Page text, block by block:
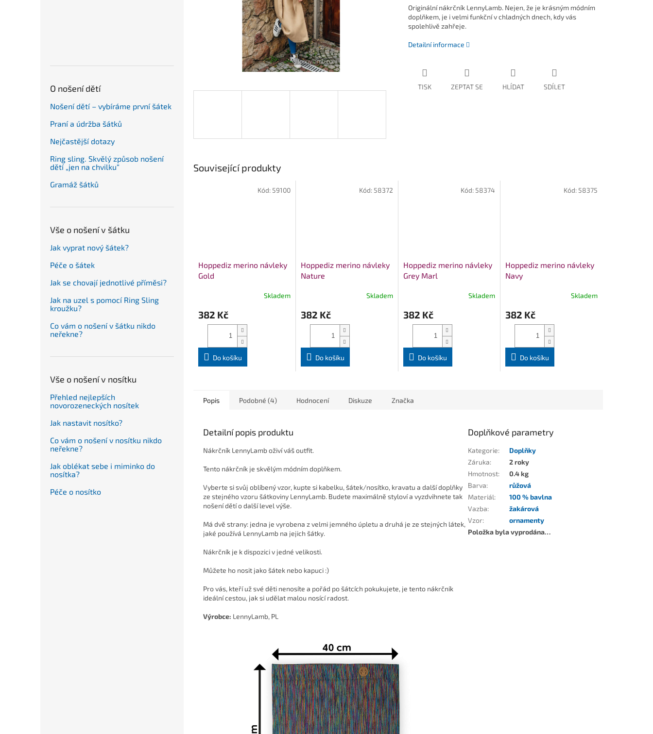
O nošení dětí
Nošení dětí – vybíráme první šátek
Praní a údržba šátků
Nejčastější dotazy
Ring sling. Skvělý způsob nošení
dětí „jen na chvilku“
Gramáž šátků
Vše o nošení v šátku
Jak vyprat nový šátek?
Péče o šátek
Jak se chovají jednotlivé příměsi?
Jak na uzel s pomocí Ring Sling
kroužku?
Co vám o nošení v šátku nikdo
neřekne?
Vše o nošení v nosítku
Přehled nejlepších
novorozeneckých nosítek
Jak nastavit nosítko?
Co vám o nošení v nosítku nikdo
neřekne?
Jak oblékat sebe i miminko do
nosítka?
Péče o nosítko
Originální nákrčník LennyLamb. Nejen, že je krásným módním
doplňkem, je i velmi funkční v chladných dnech, kdy vás
spolehlivě zahřeje.
Detailní informace
TISK ZEPTAT SE HLÍDAT SDÍLET
Související produkty
Hoppediz merino návleky
Gold
Skladem
382 Kč
Do košíku
Kód: 59100
Hoppediz merino návleky
Nature
Skladem
382 Kč
Do košíku
Kód: 58372
Hoppediz merino návleky
Grey Marl
Skladem
382 Kč
Do košíku
Kód: 58374
Hoppediz merino návleky
Navy
Skladem
382 Kč
Do košíku
Kód: 58375
Popis Podobné (4) Hodnocení Diskuze Značka
Detailní popis produktu
Nákrčník LennyLamb oživí váš outfit.
Tento nákrčník je skvělým módním doplňkem.
Vyberte si svůj oblíbený vzor, kupte si kabelku, šátek/nosítko, kravatu a další doplňky
ze stejného vzoru šátkoviny LennyLamb. Budete maximálně styloví a vyzdvihnete tak
nošení dětí o další level výše.
Má dvě strany: jedna je vyrobena z velmi jemného úpletu a druhá je ze stejných látek,
jaké používá LennyLamb na jejich šátky.
Nákrčník je k dispozici v jedné velikosti.
Můžete ho nosit jako šátek nebo kapuci :)
Pro vás, kteří už své děti nenosíte a pořád po šátcích pokukujete, je tento nákrčník
ideální cestou, jak si udělat malou nosící radost.
Výrobce: LennyLamb, PL
Doplňkové parametry
Kategorie:
Doplňky
Záruka:
2 roky
Hmotnost:
0.4 kg
Barva:
růžová
Materiál:
100 % bavlna
Vazba:
žakárová
Vzor:
ornamenty
Položka byla vyprodána…